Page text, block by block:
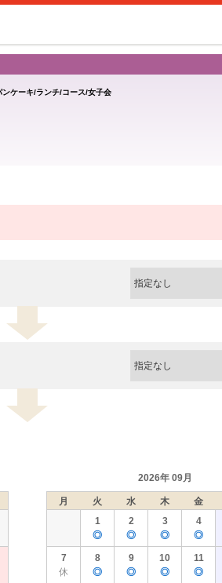
ケーキ/ランチ/コース/女子会
2026年 09月
月 火 水 木 金
1
◎
2
◎
3
◎
4
◎
7
休
8
◎
9
◎
10
◎
11
◎